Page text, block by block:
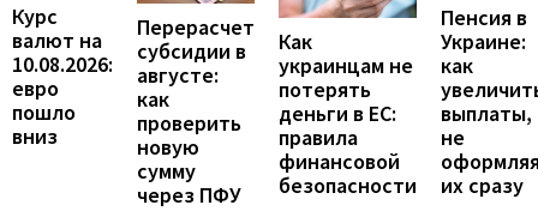
Курс
валют на
10.08.2026:
евро
пошло
вниз
Перерасчет
субсидии в
августе:
как
проверить
новую
сумму
через ПФУ
Как
украинцам не
потерять
деньги в ЕС:
правила
финансовой
безопасности
Пенсия в
Украине:
как
выплаты,
не
их сразу